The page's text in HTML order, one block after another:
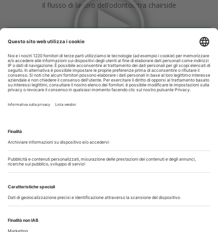
Il flusso di lavoro dell’odontoiatra chairside
Odontoiatria33